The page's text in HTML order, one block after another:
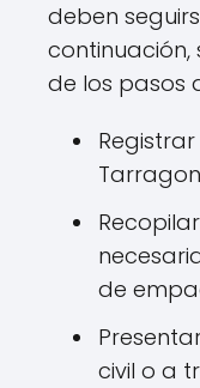
deben
continuación,
de los pasos
de
civil o a